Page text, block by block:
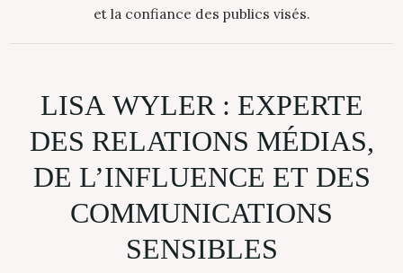
et la confiance des publics visés.
LISA WYLER : EXPERTE
DES RELATIONS MÉDIAS,
DE L’INFLUENCE ET DES
COMMUNICATIONS
SENSIBLES